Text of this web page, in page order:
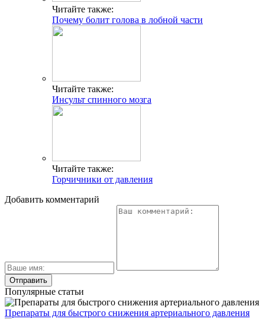
Читайте также:
Почему болит голова в лобной части
Читайте также:
Инсульт спинного мозга
Читайте также:
Горчичники от давления
Добавить комментарий
Популярные статьи
Препараты для быстрого снижения артериального давления